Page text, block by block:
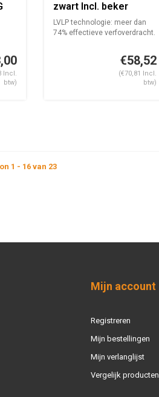
Incl.
btw)
zwart Incl. beker
zonder nozzle
LVLP technologie: meer dan
74% effectieve verfoverdracht.
€58,52
(€70,81 Incl.
btw)
1 - 16 van 23
Mijn account
Registreren
Mijn bestellingen
Mijn verlanglijst
Vergelijk producten